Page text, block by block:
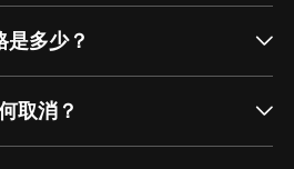
多少？
取消？